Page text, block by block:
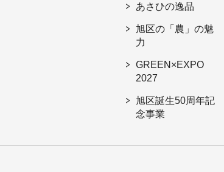
あさひの逸品
旭区の「農」の魅
力
GREEN×EXPO
2027
旭区誕生50周年記
念事業